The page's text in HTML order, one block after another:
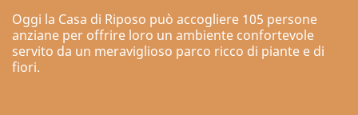
Oggi la Casa di Riposo può accogliere 105 persone
anziane per offrire loro un ambiente confortevole
servito da un meraviglioso parco ricco di piante e di
fiori.